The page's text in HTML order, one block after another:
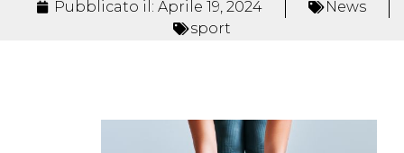
Pubblicato il: Aprile 19, 2024
News
sport